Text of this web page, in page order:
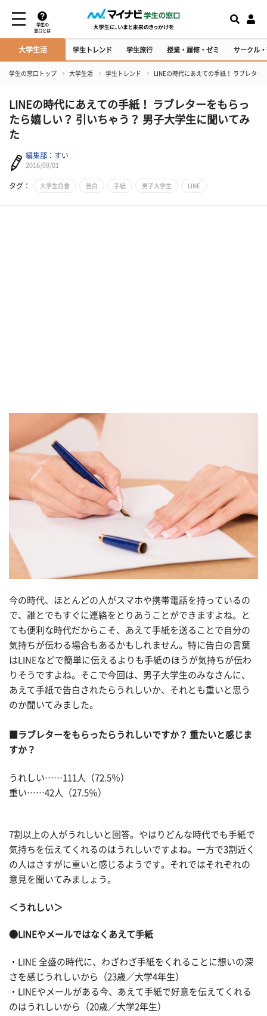
学生の
窓口とは
大学生活 学生トレンド 学生旅行 授業・履修・ゼミ サークル
学生の窓口トップ 大学生活 学生トレンド LINEの時代にあえての手紙！ ラブレター
LINEの時代にあえての手紙！ ラブレターをもらっ
たら嬉しい？ 引いちゃう？ 男子大学生に聞いてみ
た
編集部：すい
2016/09/01
タグ： 大学生白書 告白 手紙 男子大学生 LINE
今の時代、ほとんどの人がスマホや携帯電話を持っているの
で、誰とでもすぐに連絡をとりあうことができますよね。と
ても便利な時代だからこそ、あえて手紙を送ることで自分の
気持ちが伝わる場合もあるかもしれません。特に告白の言葉
はLINEなどで簡単に伝えるよりも手紙のほうが気持ちが伝わ
りそうですよね。そこで今回は、男子大学生のみなさんに、
あえて手紙で告白されたらうれしいか、それとも重いと思う
のか聞いてみました。
■ラブレターをもらったらうれしいですか？ 重たいと感じま
すか？
うれしい……111人（72.5％）
重い……42人（27.5％）
7割以上の人がうれしいと回答。やはりどんな時代でも手紙で
気持ちを伝えてくれるのはうれしいですよね。一方で3割近く
の人はさすがに重いと感じるようです。それではそれぞれの
意見を聞いてみましょう。
＜うれしい＞
●LINEやメールではなくあえて手紙
・LINE 全盛の時代に、わざわざ手紙をくれることに想いの深
さを感じうれしいから（23歳／大学4年生）
・LINEやメールがある今、あえて手紙で好意を伝えてくれる
のはうれしいから（20歳／大学2年生）